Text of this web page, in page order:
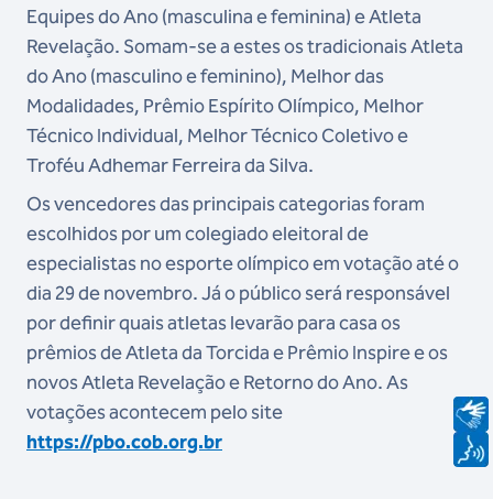
Equipes do Ano (masculina e feminina) e Atleta
Revelação. Somam-se a estes os tradicionais Atleta
do Ano (masculino e feminino), Melhor das
Modalidades, Prêmio Espírito Olímpico, Melhor
Técnico Individual, Melhor Técnico Coletivo e
Troféu Adhemar Ferreira da Silva.
Os vencedores das principais categorias foram
escolhidos por um colegiado eleitoral de
especialistas no esporte olímpico em votação até o
dia 29 de novembro. Já o público será responsável
por definir quais atletas levarão para casa os
prêmios de Atleta da Torcida e Prêmio Inspire e os
novos Atleta Revelação e Retorno do Ano. As
votações acontecem pelo site
https://pbo.cob.org.br